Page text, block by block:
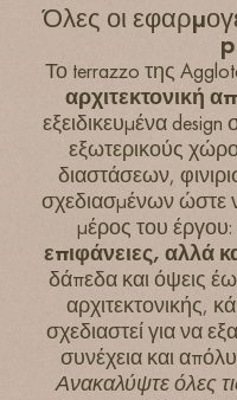
Όλες οι
Το terrazzo της
αρχιτεκτονική
εξειδικευμένα design
εξωτερικούς
διαστάσεων,
σχεδιασμένων ώστε
μέρος του έργου:
επιφάνειες, αλλά
δάπεδα και όψεις
αρχιτεκτονικής,
σχεδιαστεί για να
συνέχεια και
Ανακαλύψτε όλες